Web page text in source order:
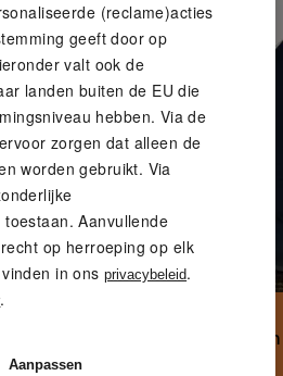
is altijd diepgeworteld geweest in
zijn opa. Maar zijn echte reis
(reclame)acties
geeft door op
valt ook de
landen buiten de EU die
hebben. Via de
zorgen dat alleen de
worden gebruikt. Via
Aanvullende
op herroeping op elk
in onsprivacybeleid.
.
Aanpassen